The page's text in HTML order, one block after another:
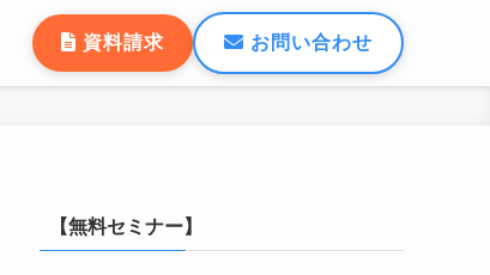
資料請求 お問い合わせ
【無料セミナー】